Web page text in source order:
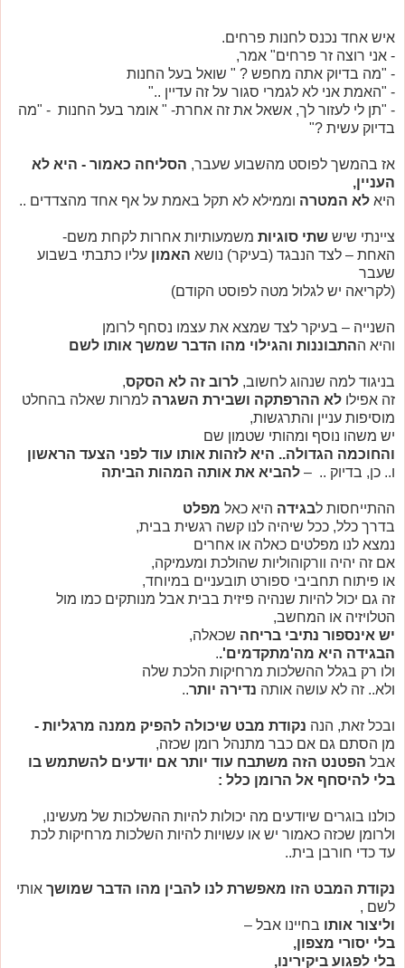
איש אחד נכנס לחנות פרחים.
- אני רוצה זר פרחים" אמר,
- "מה בדיוק אתה מחפש ? " שואל בעל החנות
- "האמת אני לא לגמרי סגור על זה עדיין .."
- "תן לי לעזור לך, אשאל את זה אחרת- " אומר בעל החנות - "מה
בדיוק עשית ?"
אז בהמשך לפוסט מהשבוע שעבר, הסליחה כאמור - היא לא
העניין,
היא לא המטרה וממילא לא תקל באמת על אף אחד מהצדדים ..
ציינתי שיש שתי סוגיות משמעותיות אחרות לקחת משם-
האחת – לצד הנבגד (בעיקר) נושא האמון עליו כתבתי בשבוע
שעבר
(לקריאה יש לגלול מטה לפוסט הקודם)
השנייה – בעיקר לצד שמצא את עצמו נסחף לרומן
והיא ההתבוננות והגילוי מהו הדבר שמשך אותו לשם
בניגוד למה שנהוג לחשוב, לרוב זה לא הסקס,
זה אפילו לא ההרפתקה ושבירת השגרה למרות שאלה בהחלט
מוסיפות עניין והתרגשות,
יש משהו נוסף ומהותי שטמון שם
והחוכמה הגדולה.. היא לזהות אותו עוד לפני הצעד הראשון
ו.. כן, בדיוק .. – להביא את אותה המהות הביתה
ההתייחסות לבגידה היא כאל מפלט
בדרך כלל, ככל שיהיה לנו קשה רגשית בבית,
נמצא לנו מפלטים כאלה או אחרים
אם זה יהיה וורקוהוליות שהולכת ומעמיקה,
או פיתוח תחביבי ספורט תובעניים במיוחד,
זה גם יכול להיות שנהיה פיזית בבית אבל מנותקים כמו מול
הטלויזיה או המחשב,
יש אינספור נתיבי בריחה שכאלה,
הבגידה היא מה'מתקדמים'..
ולו רק בגלל ההשלכות מרחיקות הלכת שלה
ולא.. זה לא עושה אותה נדירה יותר..
ובכל זאת, הנה נקודת מבט שיכולה להפיק ממנה מרגליות -
מן הסתם גם אם כבר מתנהל רומן שכזה,
אבל הפטנט הזה משתבח עוד יותר אם יודעים להשתמש בו
בלי להיסחף אל הרומן כלל :
כולנו בוגרים שיודעים מה יכולות להיות ההשלכות של מעשינו,
ולרומן שכזה כאמור יש או עשויות להיות השלכות מרחיקות לכת
עד כדי חורבן בית..
נקודת המבט הזו מאפשרת לנו להבין מהו הדבר שמושך אותי
לשם ,
וליצור אותו בחיינו אבל –
בלי יסורי מצפון,
בלי לפגוע ביקירינו,